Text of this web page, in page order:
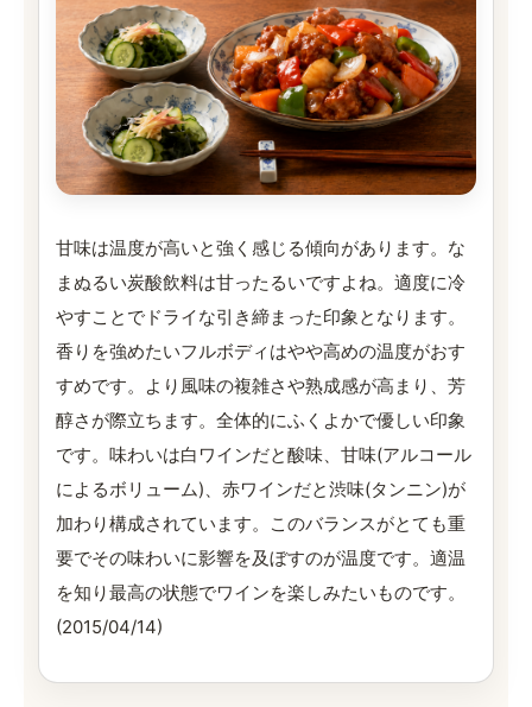
甘味は温度が高いと強く感じる傾向があります。な
まぬるい炭酸飲料は甘ったるいですよね。適度に冷
やすことでドライな引き締まった印象となります。
香りを強めたいフルボディはやや高めの温度がおす
すめです。より風味の複雑さや熟成感が高まり、芳
醇さが際立ちます。全体的にふくよかで優しい印象
です。味わいは白ワインだと酸味、甘味(アルコール
によるボリューム)、赤ワインだと渋味(タンニン)が
加わり構成されています。このバランスがとても重
要でその味わいに影響を及ぼすのが温度です。適温
を知り最高の状態でワインを楽しみたいものです。
(2015/04/14)